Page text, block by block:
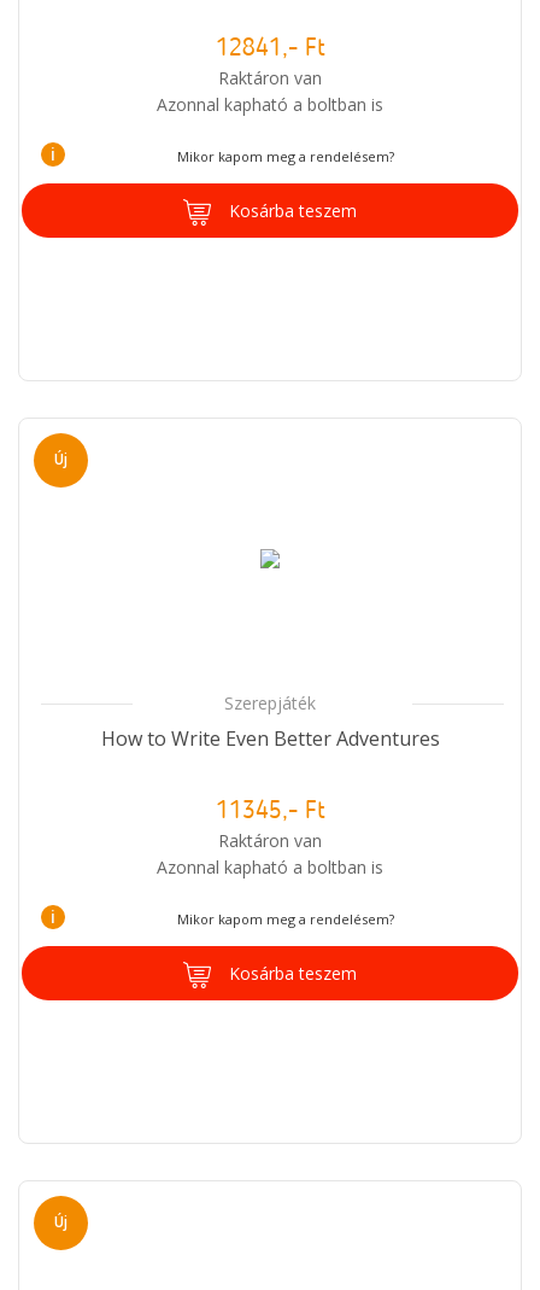
12841,- Ft
Raktáron van
Azonnal kapható a boltban is
i Mikor kapom meg a rendelésem?
Kosárba teszem
Új
Szerepjáték
How to Write Even Better Adventures
11345,- Ft
Raktáron van
Azonnal kapható a boltban is
i Mikor kapom meg a rendelésem?
Kosárba teszem
Új